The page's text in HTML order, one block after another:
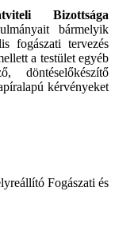
Bizottsága
bármelyik
fogászati tervezés
a testület egyéb
döntéselőkészítő
kérvényeket
Fogászati és